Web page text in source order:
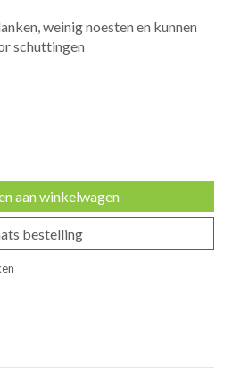
weinig noesten en kunnen
schuttingen
aan winkelwagen
bestelling